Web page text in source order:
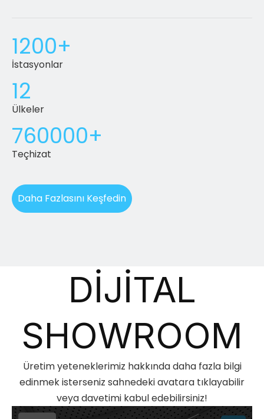
1200+
İstasyonlar
12
Ülkeler
760000+
Teçhizat
Daha Fazlasını Keşfedin
DİJİTAL
SHOWROOM
Üretim yeteneklerimiz hakkında daha fazla bilgi
edinmek isterseniz sahnedeki avatara tıklayabilir
veya davetimi kabul edebilirsiniz!